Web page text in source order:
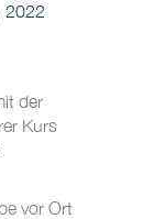
2022
der
Kurs
vor Ort